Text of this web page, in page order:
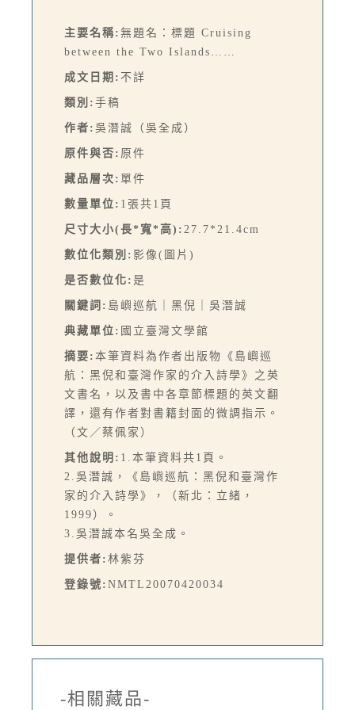
主要名稱: 無題名：標題 Cruising
between the Two Islands……
成文日期: 不詳
類別: 手稿
作者: 吳潛誠（吳全成）
原件與否: 原件
藏品層次: 單件
數量單位: 1張共1頁
尺寸大小(長*寬*高): 27.7*21.4cm
數位化類別: 影像(圖片)
是否數位化: 是
關鍵詞: 島嶼巡航｜黑倪｜吳潛誠
典藏單位: 國立臺灣文學館
摘要: 本筆資料為作者出版物《島嶼巡
航：黑倪和臺灣作家的介入詩學》之英
文書名，以及書中各章節標題的英文翻
譯，還有作者對書籍封面的微調指示。
（文／蔡佩家）
其他說明: 1.本筆資料共1頁。
2.吳潛誠，《島嶼巡航：黑倪和臺灣作
家的介入詩學》，（新北：立緒，
1999）。
3.吳潛誠本名吳全成。
提供者: 林紫芬
登錄號: NMTL20070420034
-相關藏品-